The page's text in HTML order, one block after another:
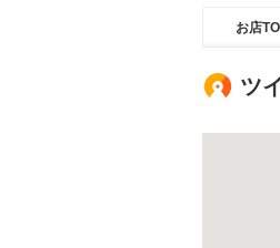
お店
ツ